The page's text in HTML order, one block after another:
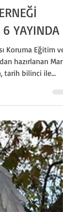
YAYINDA
Koruma Eğitim ve
tarih bilinci ile
getiren güçlü